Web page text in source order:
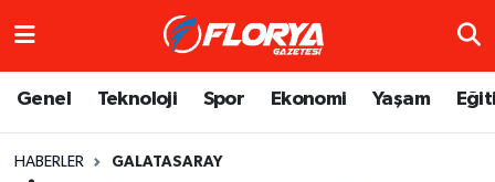
Genel Teknoloji Spor Ekonomi Yaşam
HABERLER GALATASARAY
Trafik Durumu